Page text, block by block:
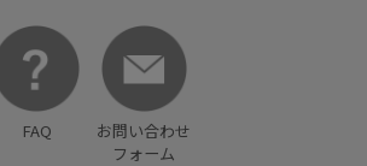
FAQ
お問い合わせ
フォーム